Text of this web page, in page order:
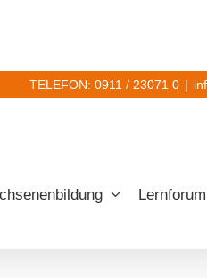
TELEFON: 0911 / 23071 0 |
Lernforum